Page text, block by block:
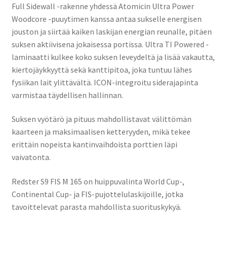
Full Sidewall -rakenne yhdessä Atomicin Ultra Power
Woodcore -puuytimen kanssa antaa sukselle energisen
jouston ja siirtää kaiken laskijan energian reunalle, pitäen
suksen aktiivisena jokaisessa portissa. Ultra TI Powered -
laminaatti kulkee koko suksen leveydeltä ja lisää vakautta,
kiertojäykkyyttä sekä kanttipitoa, joka tuntuu lähes
fysiikan lait ylittävältä. ICON-integroitu siderajapinta
varmistaa täydellisen hallinnan.
Suksen vyötärö ja pituus mahdollistavat välittömän
kaarteen ja maksimaalisen ketteryyden, mikä tekee
erittäin nopeista kantinvaihdoista porttien läpi
vaivatonta.
Redster S9 FIS M 165 on huippuvalinta World Cup-,
Continental Cup- ja FIS-pujottelulaskijoille, jotka
tavoittelevat parasta mahdollista suorituskykyä.